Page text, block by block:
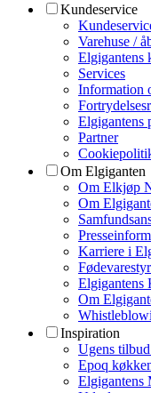
Kundeservice
Varehuse /
Elgigantens
Services
Information
Elgigantens
Partner
Om Elgiganten
Om Elkjøp
Om
Karriere i
Elgigantens
Om
Inspiration
Ugens
Epoq
Elgigantens